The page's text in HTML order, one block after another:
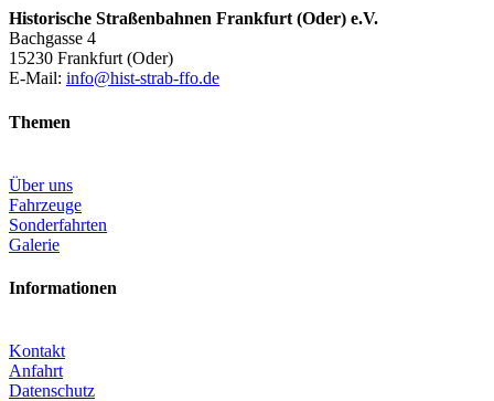
Historische Straßenbahnen Frankfurt (Oder) e.V.
Bachgasse 4
15230 Frankfurt (Oder)
E-Mail: info@hist-strab-ffo.de
Themen
Über uns
Fahrzeuge
Sonderfahrten
Galerie
Informationen
Kontakt
Anfahrt
Datenschutz